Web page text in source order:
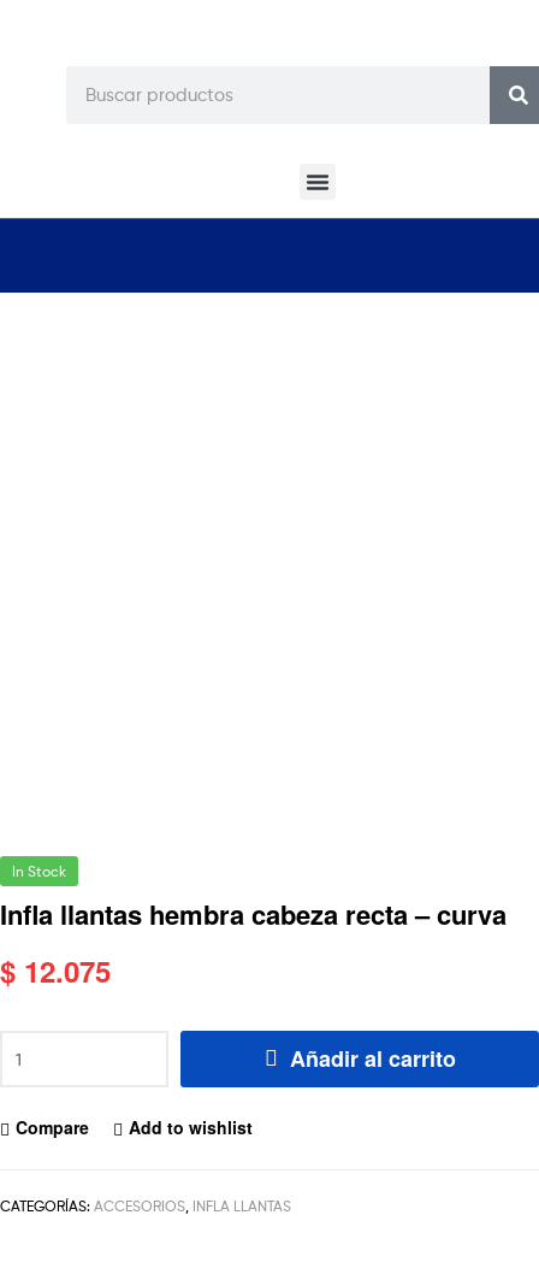
In Stock
Infla llantas hembra cabeza recta – curva
$ 12.075
Añadir al carrito
Compare Add to wishlist
CATEGORÍAS: ACCESORIOS, INFLA LLANTAS